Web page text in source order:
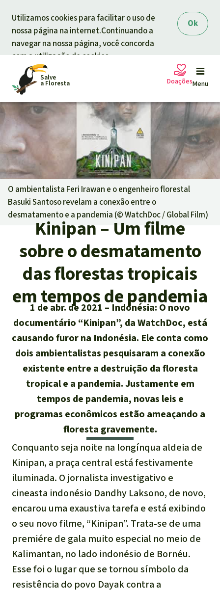
Ok
Utilizamos cookies para facilitar o uso de
nossa página na internet.Continuando a
navegar na nossa página, você concorda
com a utilização de cookies.
Salve
a Floresta Menu
Petições
Projetos
Informar
Informar
Atualidades
Êxitos
Temas
A Floresta Tropical
Biodiversidade:
Clima
Óleo de palma
Agroenergia e
Biocombustíveis
Ouro
Madeira tropical
Pecuária intensiva
Roubo de terras
Alumínio
Caça furtiva
Áreas de proteção
ambiental
Quem somos
Salve a Floresta
FAQ
Transparência
Contato
Pesquisa
Deutsch
English
Español
Français
Italiano
Indonesia
Doações
A sua doação ajuda
Doação geral
Doar para um tema
Proteção de florestas
Proteção dos animais
Proteção de indígenas
Doar para uma região
Sudeste asiático
África
O ambientalista Feri Irawan e o engenheiro florestal
Basuki Santoso revelam a conexão entre o
desmatamento e a pandemia (©WatchDoc / Global Film)
Kinipan – Um filme
sobre o desmatamento
das florestas tropicais
em tempos de pandemia
1 de abr. de 2021
Indonésia: O novo
documentário “Kinipan”, da WatchDoc, está
causando furor na Indonésia. Ele conta como
dois ambientalistas pesquisaram a conexão
existente entre a destruição da floresta
tropical e a pandemia. Justamente em
tempos de pandemia, novas leis e
programas econômicos estão ameaçando a
floresta gravemente.
Conquanto seja noite na longínqua aldeia de
Kinipan, a praça central está festivamente
iluminada. O jornalista investigativo e
cineasta indonésio Dandhy Laksono, de novo,
encarou uma exaustiva tarefa e está exibindo
o seu novo filme, “Kinipan”. Trata-se de uma
premiére de gala muito especial no meio de
Kalimantan, no lado indonésio de Bornéu.
Esse foi o lugar que se tornou símbolo da
resistência do povo Dayak contra a